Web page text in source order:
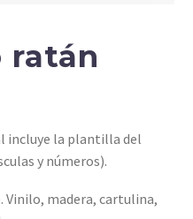
ratán
incluye la plantilla del
y números).
Vinilo, madera, cartulina,